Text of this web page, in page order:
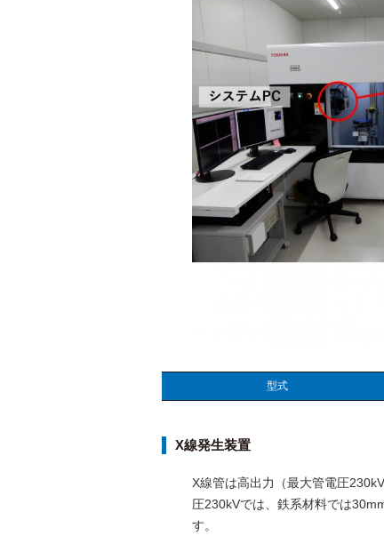
型式
X線発生装置
X線管は高出力（最大管電圧
圧230kVでは、鉄系材料では
す。